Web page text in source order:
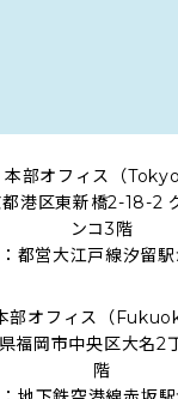
本部オフィス（Tokyo
港区東新橋2-18-2
ンコ3階
都営大江戸線汐留
部オフィス（
福岡市中央区大名2
階